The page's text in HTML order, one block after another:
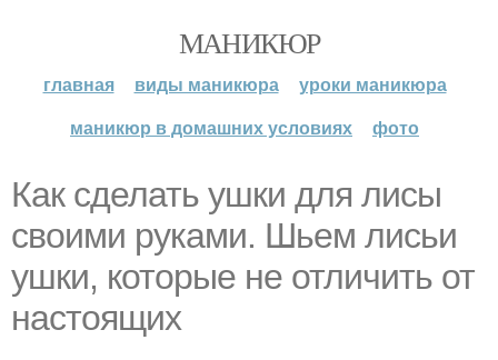
МАНИКЮР
главная виды маникюра
уроки маникюра
маникюр в домашних условиях
фото
Как сделать ушки для лисы
своими руками. Шьем лисьи
ушки, которые не отличить от
настоящих